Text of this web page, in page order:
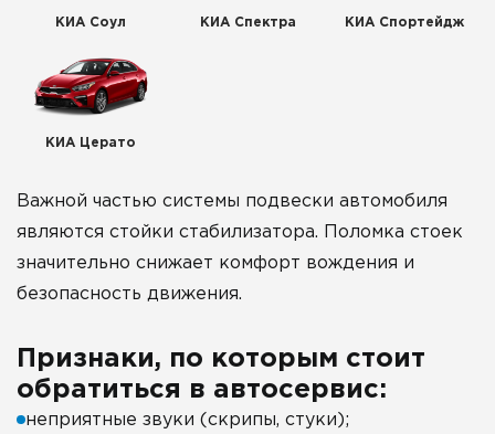
КИА Соул КИА Спектра КИА Спортейдж
КИА Церато
Важной частью системы подвески автомобиля
являются стойки стабилизатора. Поломка стоек
значительно снижает комфорт вождения и
безопасность движения.
Признаки, по которым стоит
обратиться в автосервис:
неприятные звуки (скрипы, стуки);